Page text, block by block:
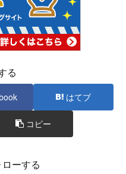
る
はてブ
コピー
ーする